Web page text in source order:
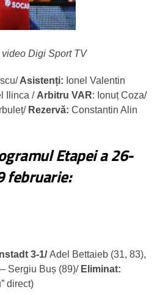
Digi Sport TV
Asistenți: Ionel Valentin
Ilinca / Arbitru VAR: Ionuț Coza/
Rezervă: Constantin Alin
Etapei a 26-
februarie:
3-1/Adel Bettaieb (31, 83),
Sergiu Buș (89)/ Eliminat:
direct)